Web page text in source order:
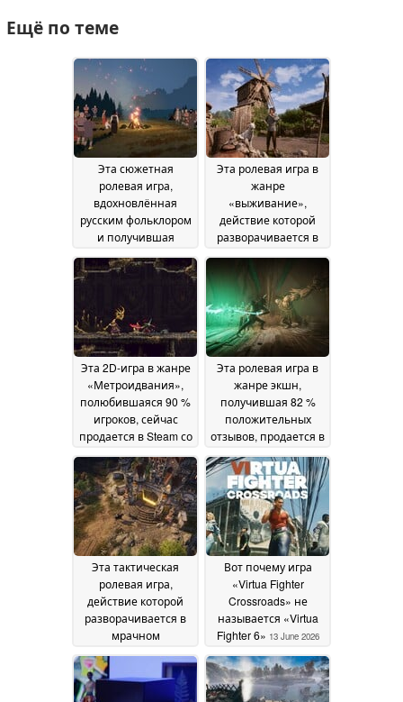
Ещё по теме
Эта сюжетная
ролевая игра,
вдохновлённая
русским фольклором
и получившая
высокие оценки,
продаётся в Steam со
Эта ролевая игра в
жанре
«выживание»,
действие которой
разворачивается в
средневековом мире
и которая получила
90 % положительных
отзывов, в
настоящее время
продается в Steam со
скидкой 50 %18 June
2026
Эта 2D-игра в жанре
«Метроидвания»,
полюбившаяся 90 %
игроков, сейчас
продается в Steam со
скидкой 75 %17 June
2026
Эта ролевая игра в
жанре экшн,
получившая 82 %
положительных
отзывов, продается в
Steam со скидкой 75
%16 June 2026
Эта тактическая
ролевая игра,
действие которой
разворачивается в
мрачном
фэнтезийном мире,
продается в Steam со
скидкой 70 % 15 June
Вот почему игра
«Virtua Fighter
Crossroads» не
называется «Virtua
Fighter 6» 13 June 2026